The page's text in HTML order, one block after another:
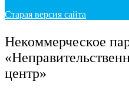
Старая версия сайта
Некоммерческое
центр»